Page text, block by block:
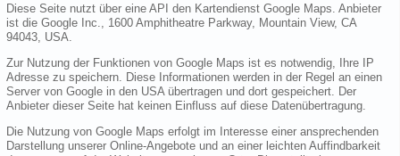
Diese Seite nutzt über eine API den Kartendienst Google Maps. Anbieter
ist die Google Inc., 1600 Amphitheatre Parkway, Mountain View, CA
94043, USA.
Zur Nutzung der Funktionen von Google Maps ist es notwendig, Ihre IP
Adresse zu speichern. Diese Informationen werden in der Regel an einen
Server von Google in den USA übertragen und dort gespeichert. Der
Anbieter dieser Seite hat keinen Einfluss auf diese Datenübertragung.
Die Nutzung von Google Maps erfolgt im Interesse einer ansprechenden
Darstellung unserer Online-Angebote und an einer leichten Auffindbarkeit